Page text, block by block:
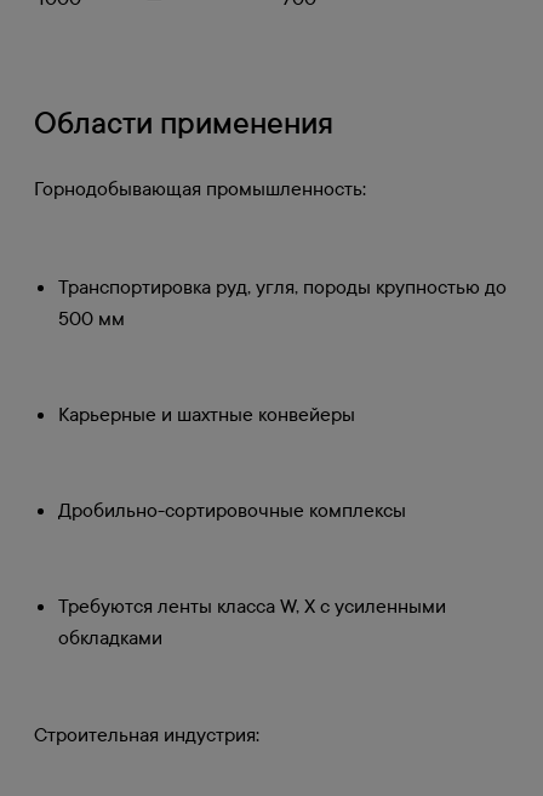
Области применения
Горнодобывающая промышленность:
Транспортировка руд, угля, породы крупностью до
500 мм
Карьерные и шахтные конвейеры
Дробильно-сортировочные комплексы
Требуются ленты класса W, X с усиленными
обкладками
Строительная индустрия: